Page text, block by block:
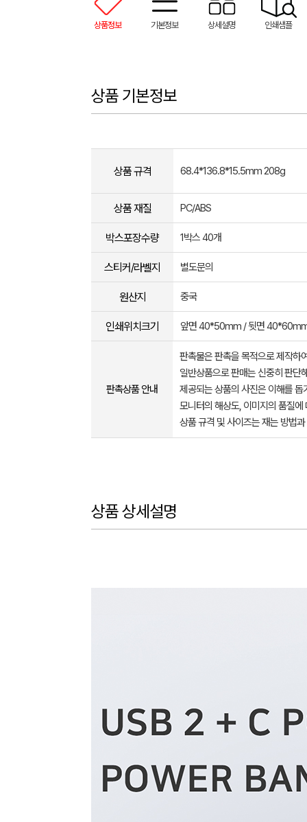
상품정보 기본정보 상세설명 인쇄샘플
상품 기본정보
상품 규격 68.4*136.8*15.5mm 208g
상품 재질 PC/ABS
박스포장수량 1박스 40개
스티커/라벨지 별도문의
원산지 중국
인쇄위치크기 앞면 40*50mm / 뒷면
판촉상품 안내
판촉물은 판촉을 목적으로 제작하
일반상품으로 판매는 신중히 판단
제공되는 상품의 사진은 이해를
모니터의 해상도, 이미지의 품질
상품 규격 및 사이즈는 재는 방법
상품 상세설명